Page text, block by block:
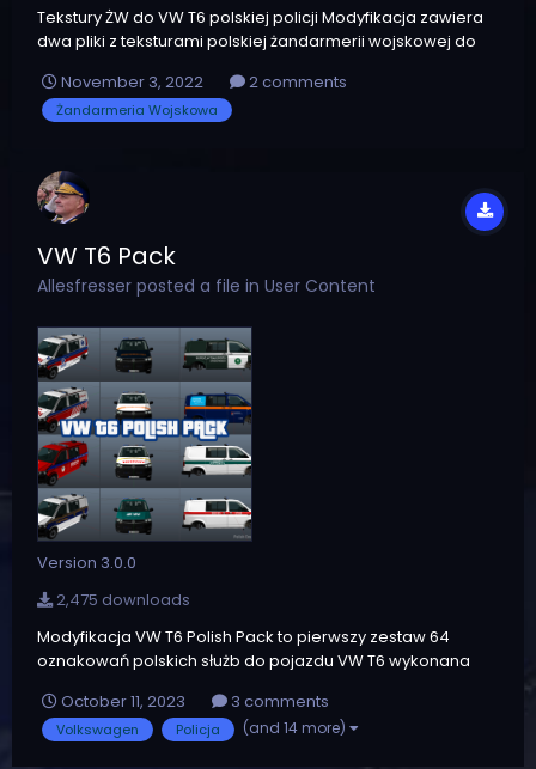
Tekstury ŻW do VW T6 polskiej policji Modyfikacja zawiera
dwa pliki z teksturami polskiej żandarmerii wojskowej do
czerwonymi światłami konwojowymi z tyłu. Jest to wczesna
wersja, dlatego proszę o zgłaszanie wszelkich
November 3, 2022 2 comments
Żandarmeria Wojskowa
VW T6 Pack
Allesfresser posted a file in User Content
Version 3.0.0
2,475 downloads
Modyfikacja VW T6 Polish Pack to pierwszy zestaw 64
oznakowań polskich służb do pojazdu VW T6 wykonana
angielskim i białoruskim) Dwa foldery z teksturami UWAGA:
Modyfikacja NIE ZAWIERA tekstur sygnałów ani belki...
October 11, 2023 3 comments
Volkswagen Policja (and 14 more)